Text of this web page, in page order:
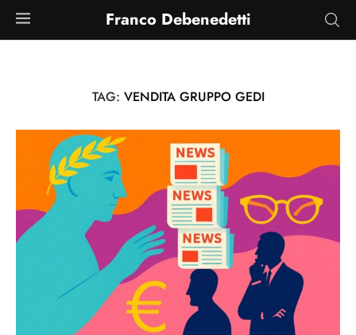
Franco Debenedetti
TAG: VENDITA GRUPPO GEDI